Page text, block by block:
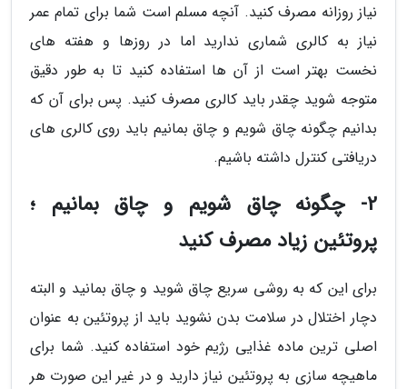
نیاز روزانه مصرف کنید. آنچه مسلم است شما برای تمام عمر
نیاز به کالری شماری ندارید اما در روزها و هفته های
نخست بهتر است از آن ها استفاده کنید تا به طور دقیق
متوجه شوید چقدر باید کالری مصرف کنید. پس برای آن که
بدانیم چگونه چاق شویم و چاق بمانیم باید روی کالری های
دریافتی کنترل داشته باشیم.
2- چگونه چاق شویم و چاق بمانیم ؛
پروتئین زیاد مصرف کنید
برای این که به روشی سریع چاق شوید و چاق بمانید و البته
دچار اختلال در سلامت بدن نشوید باید از پروتئین به عنوان
اصلی ترین ماده غذایی رژیم خود استفاده کنید. شما برای
ماهیچه سازی به پروتئین نیاز دارید و در غیر این صورت هر